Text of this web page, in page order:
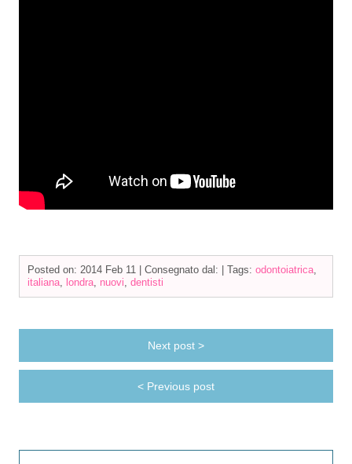
Posted on: 2014 Feb 11 | Consegnato dal: | Tags: odontoiatrica,
italiana, londra, nuovi dentisti
Next post >
< Previous post